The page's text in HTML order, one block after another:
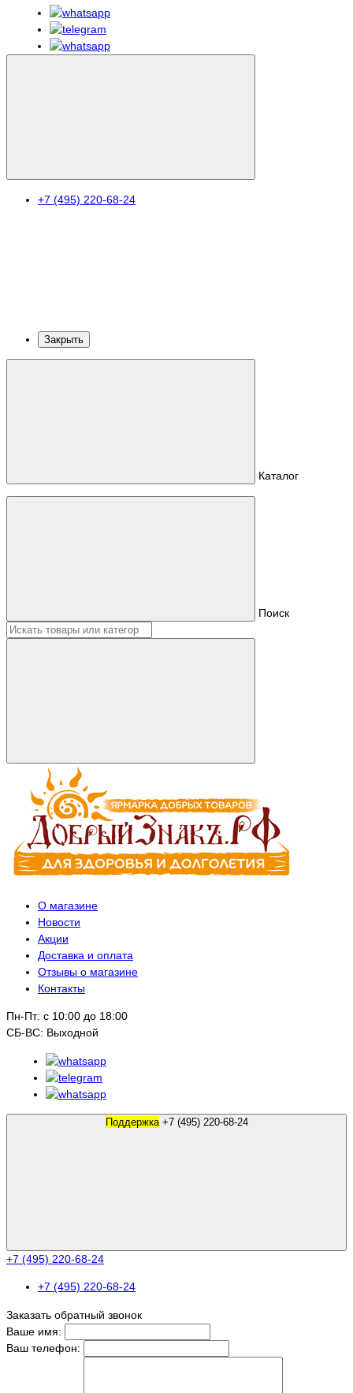
+7 (495) 220-68-24
Закрыть
Каталог
Поиск
О магазине
Новости
Акции
Доставка и оплата
Отзывы о магазине
Контакты
Пн-Пт: с 10:00 до 18:00
СБ-ВС: Выходной
Поддержка +7 (495) 220-68-24
+7 (495) 220-68-24
+7 (495) 220-68-24
Заказать обратный звонок
Ваше имя:
Ваш телефон: